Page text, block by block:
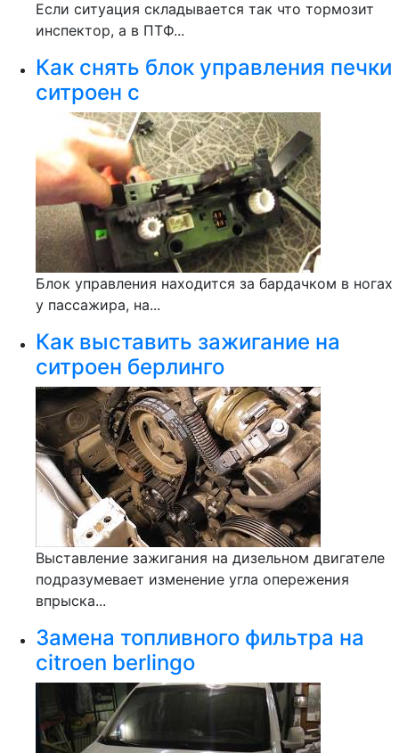
Если ситуация складывается так что тормозит
инспектор, а в ПТФ...
Как снять блок управления печки
ситроен с
Блок управления находится за бардачком в ногах
у пассажира, на...
Как выставить зажигание на
ситроен берлинго
Выставление зажигания на дизельном двигателе
подразумевает изменение угла опережения
впрыска...
Замена топливного фильтра на
citroen berlingo